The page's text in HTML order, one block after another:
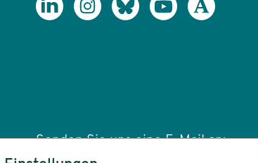
Senden Sie uns eine E-Mail an: